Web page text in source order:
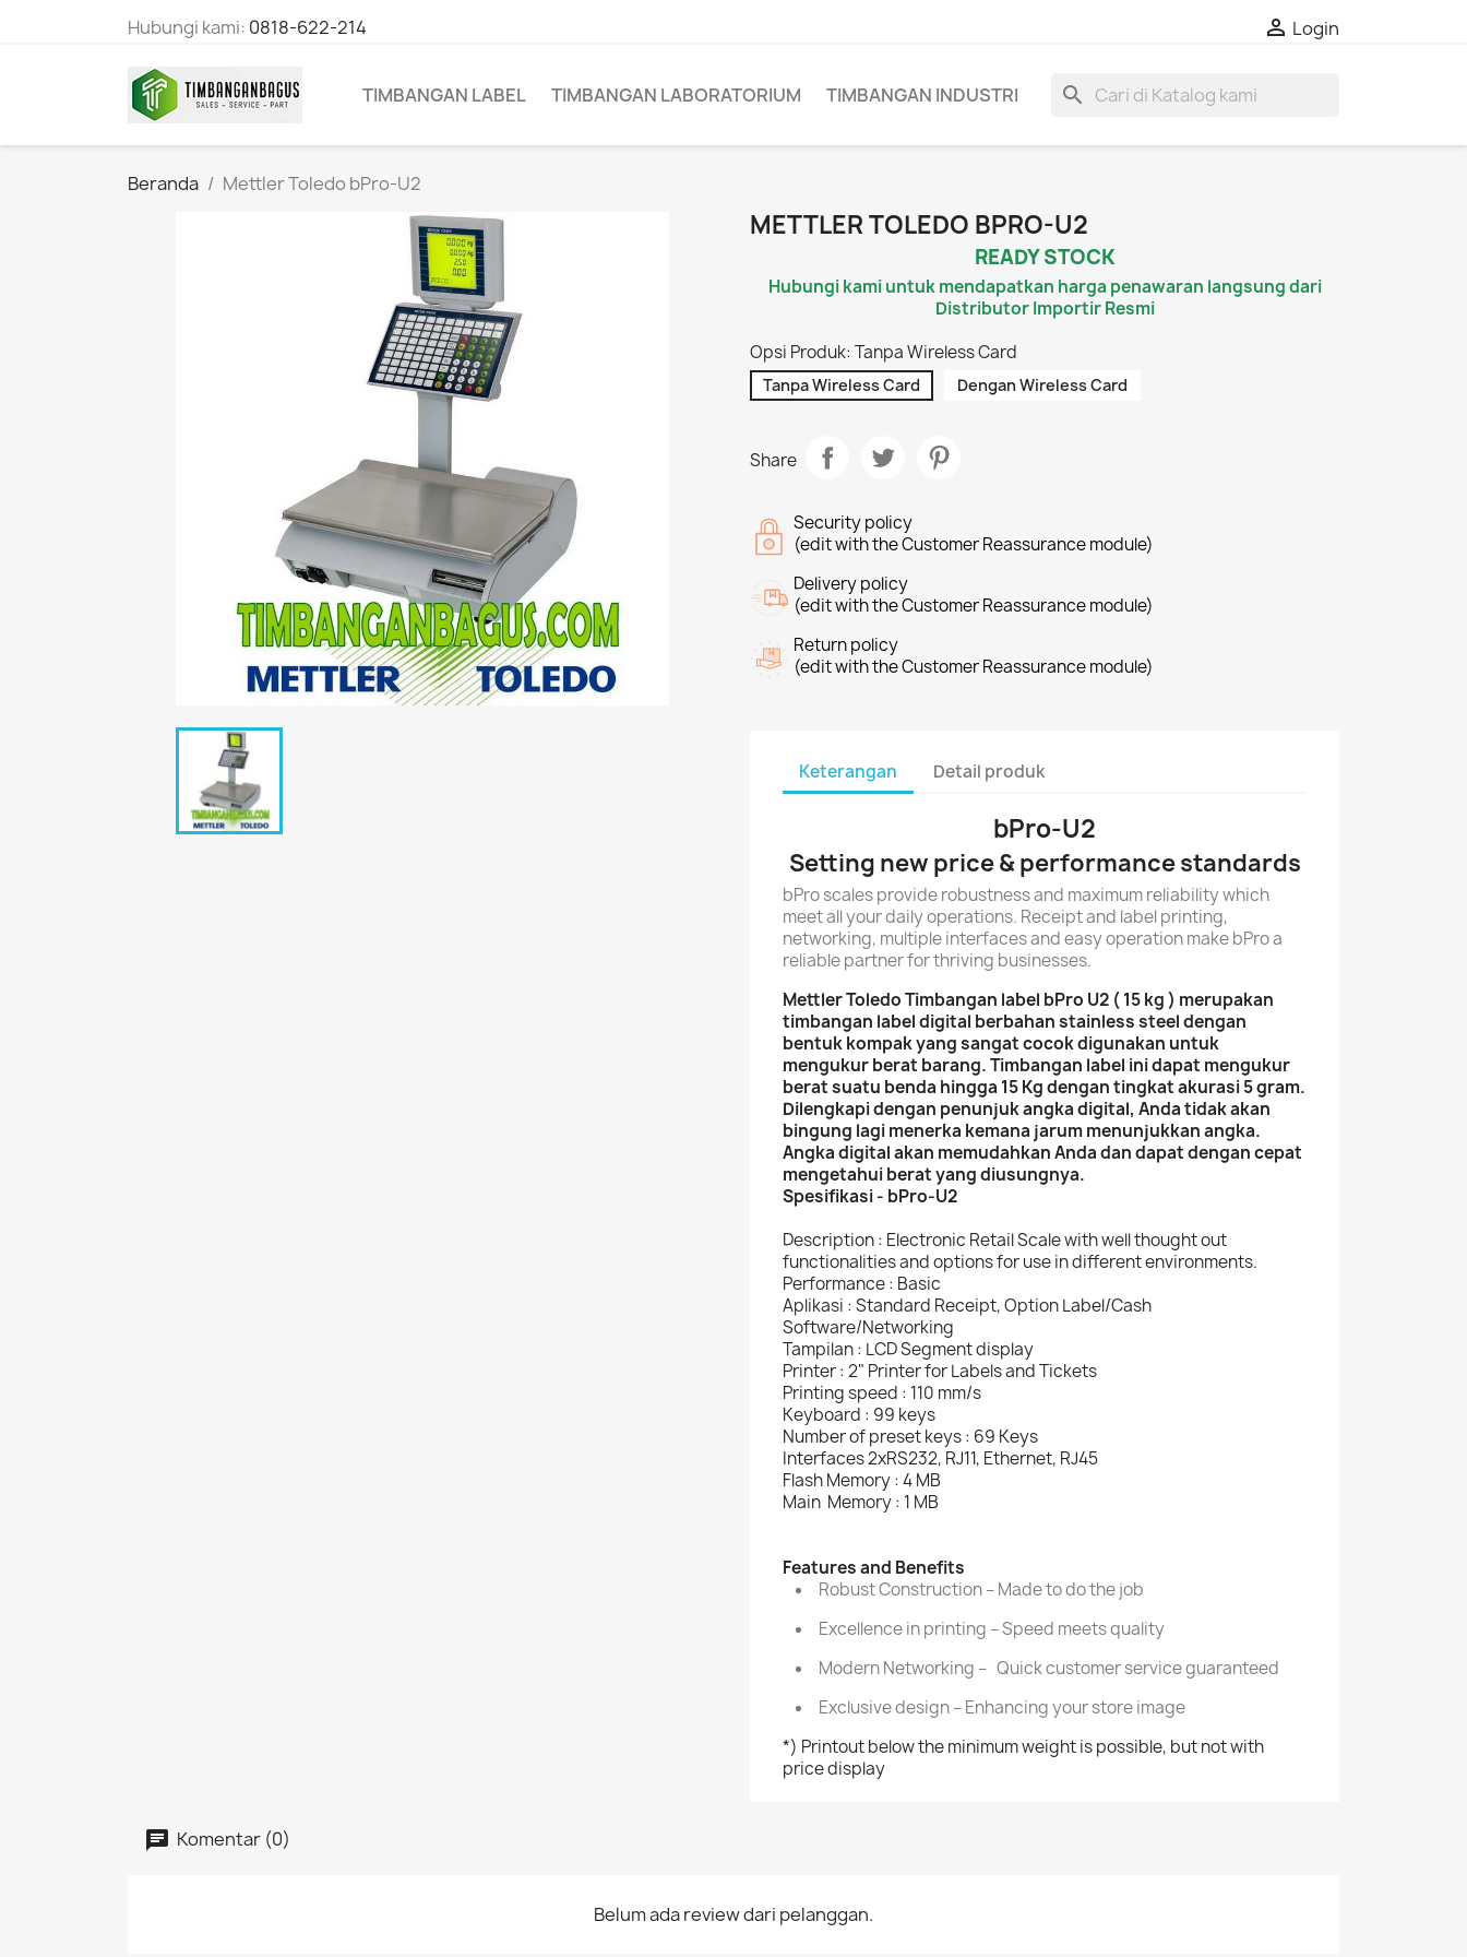
Hubungi kami: 0818-622-214  Login
TIMBANGAN LABEL TIMBANGAN LABORATORIUM TIMBANGAN INDUSTRI search
Beranda Mettler Toledo bPro-U2
METTLER TOLEDO BPRO-U2
READY STOCK
Hubungi kami untuk mendapatkan harga penawaran langsung dari
Distributor Importir Resmi
Opsi Produk: Tanpa Wireless Card
Tanpa Wireless Card Dengan Wireless Card
Share
Security policy
(edit with the Customer Reassurance module)
Delivery policy
(edit with the Customer Reassurance module)
Return policy
(edit with the Customer Reassurance module)
Keterangan Detail produk
bPro-U2
Setting new price & performance standards
bPro scales provide robustness and maximum reliability which
meet all your daily operations. Receipt and label printing,
networking, multiple interfaces and easy operation make bPro a
reliable partner for thriving businesses.
Mettler Toledo Timbangan label bPro U2 ( 15 kg ) merupakan
timbangan label digital berbahan stainless steel dengan
bentuk kompak yang sangat cocok digunakan untuk
mengukur berat barang. Timbangan label ini dapat mengukur
berat suatu benda hingga 15 Kg dengan tingkat akurasi 5 gram.
Dilengkapi dengan penunjuk angka digital, Anda tidak akan
bingung lagi menerka kemana jarum menunjukkan angka.
Angka digital akan memudahkan Anda dan dapat dengan cepat
mengetahui berat yang diusungnya.
Spesifikasi - bPro-U2
Description : Electronic Retail Scale with well thought out
functionalities and options for use in different environments.
Performance : Basic
Aplikasi : Standard Receipt, Option Label/Cash
Software/Networking
Tampilan : LCD Segment display
Printer : 2" Printer for Labels and Tickets
Printing speed : 110 mm/s
Keyboard : 99 keys
Number of preset keys : 69 Keys
Interfaces 2xRS232, RJ11, Ethernet, RJ45
Flash Memory : 4 MB
Main Memory : 1 MB
Features and Benefits
Robust Construction – Made to do the job
Excellence in printing – Speed meets quality
Modern Networking – Quick customer service guaranteed
Exclusive design – Enhancing your store image
*) Printout below the minimum weight is possible, but not with
price display
Komentar (0)
Belum ada review dari pelanggan.